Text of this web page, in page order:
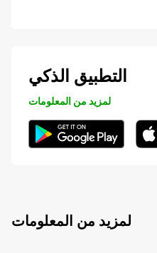
التطبيق الذكي
لمزيد من المعلومات
لمزيد من المعلومات